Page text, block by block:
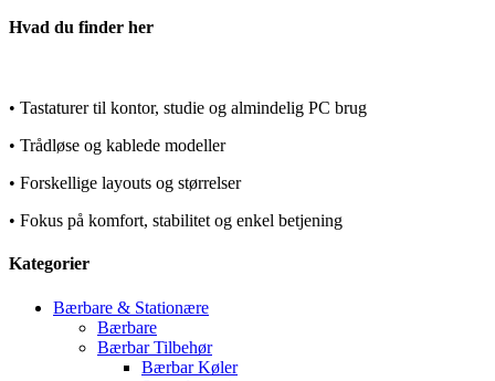
Hvad du finder her
• Tastaturer til kontor, studie og almindelig PC brug
• Trådløse og kablede modeller
• Forskellige layouts og størrelser
• Fokus på komfort, stabilitet og enkel betjening
Kategorier
Bærbare & Stationære
Bærbare
Bærbar Tilbehør
Bærbar Køler